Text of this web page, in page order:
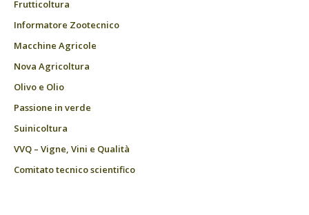
Frutticoltura
Informatore Zootecnico
Macchine Agricole
Nova Agricoltura
Olivo e Olio
Passione in verde
Suinicoltura
VVQ – Vigne, Vini e Qualità
Comitato tecnico scientifico